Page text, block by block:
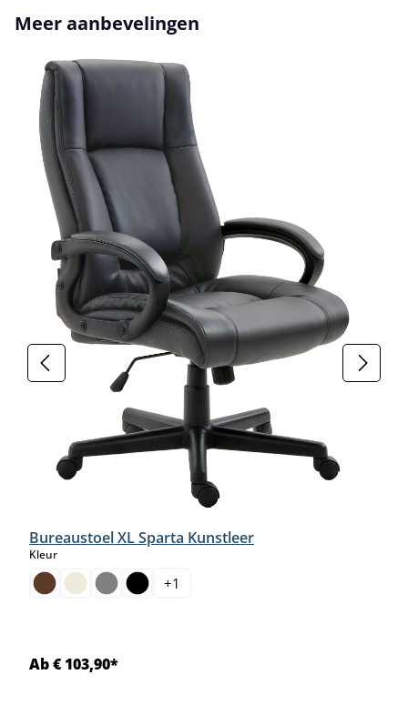
Productgalerij overslaan
Meer aanbevelingen
Bureaustoel XL Sparta Kunstleer
Kleurselect
+1
Ab € 103,90*